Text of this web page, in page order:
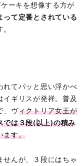
ーキを想像する方が
って定番とされている
れてパッと思い浮かべ
イギリスが発祥。普及
、ヴィクトリア女王が
では３段(以上)の積み
ます。
せんが、３段にはちゃ